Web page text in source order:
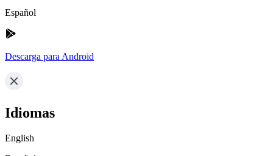
Español
Descarga para Android
Idiomas
English